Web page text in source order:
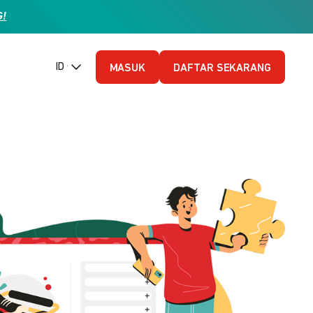
ID (Bahasa Indonesia)
MASUK DAFTAR SEKARANG